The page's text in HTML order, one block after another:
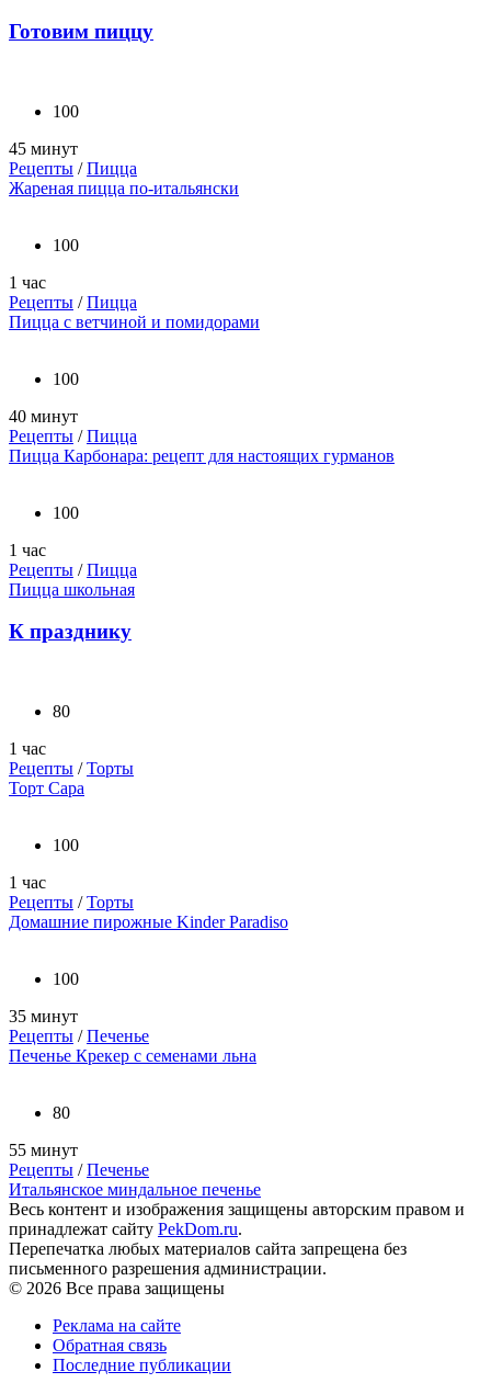
Готовим пиццу
100
45 минут
Рецепты /Пицца
Жареная пицца по-итальянски
100
1 час
Рецепты /Пицца
Пицца с ветчиной и помидорами
100
40 минут
Рецепты /Пицца
Пицца Карбонара: рецепт для настоящих гурманов
100
1 час
Рецепты /Пицца
Пицца школьная
К празднику
80
1 час
Рецепты /Торты
Торт Сара
100
1 час
Рецепты /Торты
Домашние пирожные Kinder Paradiso
100
35 минут
Рецепты /Печенье
Печенье Крекер с семенами льна
80
55 минут
Рецепты /Печенье
Итальянское миндальное печенье
Весь контент и изображения защищены авторским правом и
принадлежат сайту PekDom.ru.
Перепечатка любых материалов сайта запрещена без
письменного разрешения администрации.
© 2026 Все права защищены
Реклама на сайте
Обратная связь
Последние публикации